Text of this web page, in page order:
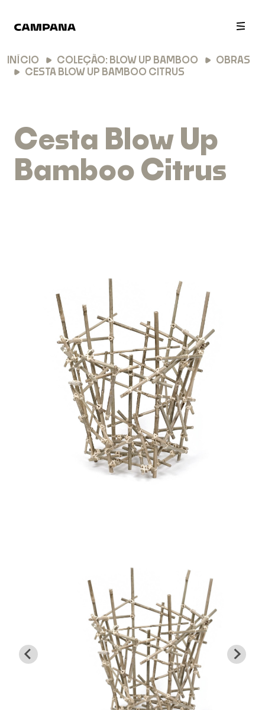
INÍCIO COLEÇÃO: BLOW UP BAMBOO
OBRAS
CESTA BLOW UP BAMBOO CITRUS
Cesta Blow Up
Bamboo Citrus